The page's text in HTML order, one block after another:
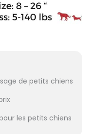
de petits chiens
les petits chiens